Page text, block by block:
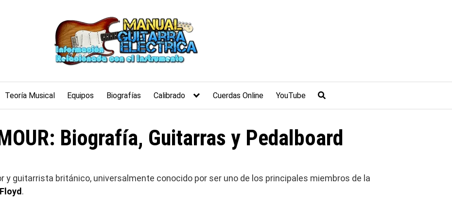
Teoría Musical Equipos Biografías Calibrado Cuerdas Online YouTube
Biografía, Guitarras y Pedalboard
y guitarrista británico, universalmente conocido por ser uno de los principales miembros de la
.